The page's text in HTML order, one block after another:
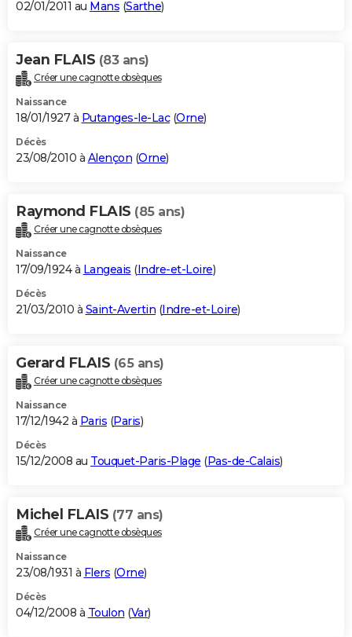
02/01/2011 au Mans (Sarthe)
Jean FLAIS (83 ans)
Créer une cagnotte obsèques
Naissance
18/01/1927 à Putanges-le-Lac(Orne)
Décès
23/08/2010 à Alençon (Orne)
Raymond FLAIS (85 ans)
Créer une cagnotte obsèques
Naissance
17/09/1924 à Langeais (Indre-et-Loire)
Décès
21/03/2010 à Saint-Avertin (Indre-et-Loire)
Gerard FLAIS (65 ans)
Créer une cagnotte obsèques
Naissance
17/12/1942 à Paris (Paris)
Décès
15/12/2008 au Touquet-Paris-Plage (Pas-de-Calais)
Michel FLAIS (77 ans)
Créer une cagnotte obsèques
Naissance
23/08/1931 à Flers (Orne)
Décès
04/12/2008 à Toulon (Var)